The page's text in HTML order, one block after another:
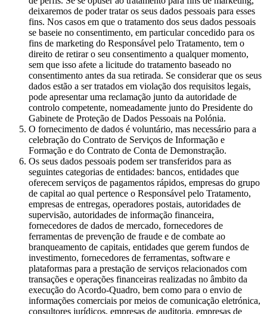
deixaremos de poder tratar os seus dados pessoais para esses
fins. Nos casos em que o tratamento dos seus dados pessoais
se baseie no consentimento, em particular concedido para os
fins de marketing do Responsável pelo Tratamento, tem o
direito de retirar o seu consentimento a qualquer momento,
sem que isso afete a licitude do tratamento baseado no
consentimento antes da sua retirada. Se considerar que os seus
dados estão a ser tratados em violação dos requisitos legais,
pode apresentar uma reclamação junto da autoridade de
controlo competente, nomeadamente junto do Presidente do
Gabinete de Proteção de Dados Pessoais na Polónia.
O fornecimento de dados é voluntário, mas necessário para a
celebração do Contrato de Serviços de Informação e
Formação e do Contrato de Conta de Demonstração.
Os seus dados pessoais podem ser transferidos para as
seguintes categorias de entidades: bancos, entidades que
oferecem serviços de pagamentos rápidos, empresas do grupo
de capital ao qual pertence o Responsável pelo Tratamento,
empresas de entregas, operadores postais, autoridades de
supervisão, autoridades de informação financeira,
fornecedores de dados de mercado, fornecedores de
ferramentas de prevenção de fraude e de combate ao
branqueamento de capitais, entidades que gerem fundos de
investimento, fornecedores de ferramentas, software e
plataformas para a prestação de serviços relacionados com
transações e operações financeiras realizadas no âmbito da
execução do Acordo-Quadro, bem como para o envio de
informações comerciais por meios de comunicação eletrónica,
consultores jurídicos, empresas de auditoria, empresas de